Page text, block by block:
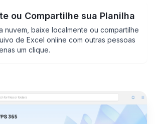
ou Compartilhe sua Planilha
nuvem, baixe localmente ou compartilhe
de Excel online com outras pessoas
um clique.